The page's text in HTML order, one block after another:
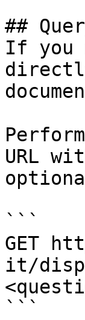
##
If you
URL
```
GET
it/
```